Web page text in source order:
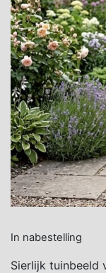
In nabestelling
Sierlijk tuinbeeld